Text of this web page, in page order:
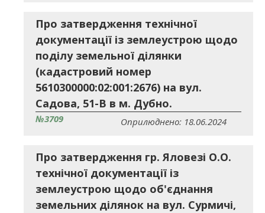
Про затвердження технічної
документації із землеустрою щодо
поділу земельної ділянки
(кадастровий номер
5610300000:02:001:2676) на вул.
Садова, 51-В в м. Дубно.
№3709 Оприлюднено: 18.06.2024
Про затвердження гр. Яловезі О.О.
технічної документації із
землеустрою щодо об'єднання
земельних ділянок на вул. Сурмичі,